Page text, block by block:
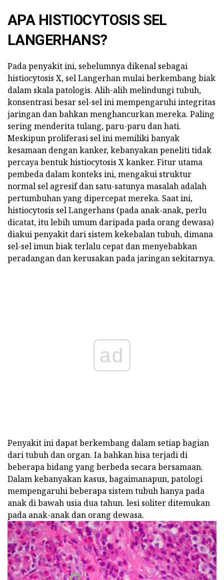
APA HISTIOCYTOSIS SEL
LANGERHANS?
Pada penyakit ini, sebelumnya dikenal sebagai
histiocytosis X, sel Langerhan mulai berkembang biak
dalam skala patologis. Alih-alih melindungi tubuh,
konsentrasi besar sel-sel ini mempengaruhi integritas
jaringan dan bahkan menghancurkan mereka. Paling
sering menderita tulang, paru-paru dan hati.
Meskipun proliferasi sel ini memiliki banyak
kesamaan dengan kanker, kebanyakan peneliti tidak
percaya bentuk histiocytosis X kanker. Fitur utama
pembeda dalam konteks ini, mengakui struktur
normal sel agresif dan satu-satunya masalah adalah
pertumbuhan yang dipercepat mereka. Saat ini,
histiocytosis sel Langerhans (pada anak-anak, perlu
dicatat, itu lebih umum daripada pada orang dewasa)
diakui penyakit dari sistem kekebalan tubuh, dimana
sel-sel imun biak terlalu cepat dan menyebabkan
peradangan dan kerusakan pada jaringan sekitarnya.
ad
Penyakit ini dapat berkembang dalam setiap bagian
dari tubuh dan organ. Ia bahkan bisa terjadi di
beberapa bidang yang berbeda secara bersamaan.
Dalam kebanyakan kasus, bagaimanapun, patologi
mempengaruhi beberapa sistem tubuh hanya pada
anak di bawah usia dua tahun. lesi soliter ditemukan
pada anak-anak dan orang dewasa.